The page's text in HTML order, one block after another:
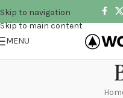
Skip to navigation
Skip to main content
MENU